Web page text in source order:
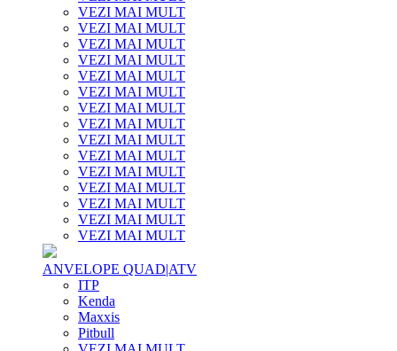
VEZI MAI MULT
VEZI MAI MULT
VEZI MAI MULT
VEZI MAI MULT
VEZI MAI MULT
VEZI MAI MULT
VEZI MAI MULT
VEZI MAI MULT
VEZI MAI MULT
VEZI MAI MULT
VEZI MAI MULT
VEZI MAI MULT
VEZI MAI MULT
VEZI MAI MULT
VEZI MAI MULT
ANVELOPE QUAD|ATV
ITP
Kenda
Maxxis
Pitbull